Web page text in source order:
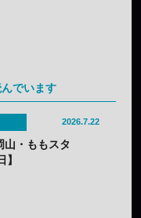
でいます
2026.7.22
・ももスタ